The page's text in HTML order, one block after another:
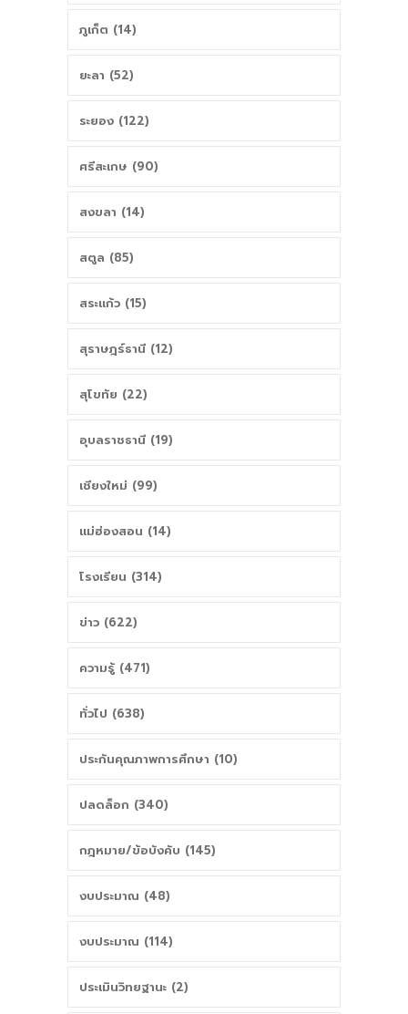
ภูเก็ต (14)
ยะลา (52)
ระยอง (122)
ศรีสะเกษ (90)
สงขลา (14)
สตูล (85)
สระแก้ว (15)
สุราษฎร์ธานี (12)
สุโขทัย (22)
อุบลราชธานี (19)
เชียงใหม่ (99)
แม่ฮ่องสอน (14)
โรงเรียน (314)
ข่าว (622)
ความรู้ (471)
ทั่วไป (638)
ประกันคุณภาพการศึกษา (10)
ปลดล็อก (340)
กฎหมาย/ข้อบังคับ (145)
งบประมาณ (48)
งบประมาณ (114)
ประเมินวิทยฐานะ (2)